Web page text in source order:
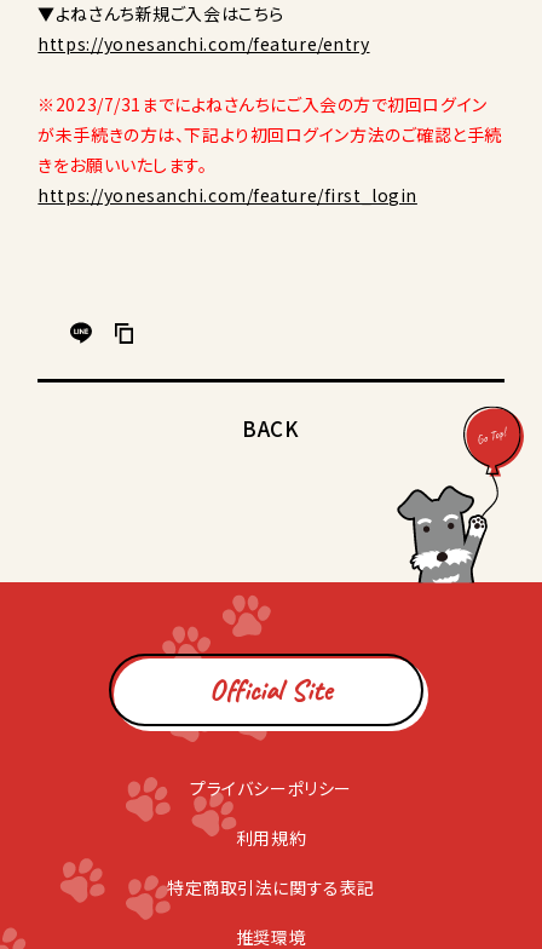
▼よねさんち新規ご入会はこちら
https://yonesanchi.com/feature/entry
※2023/7/31までによねさんちにご入会の方で初回ログイン
が未手続きの方は、下記より初回ログイン方法のご確認と手続
きをお願いいたします。
https://yonesanchi.com/feature/first_login
BACK
Official Site
プライバシーポリシー
利用規約
特定商取引法に関する表記
推奨環境